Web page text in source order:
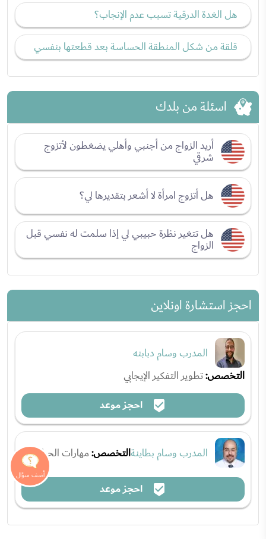
هل الغدة الدرقية تسبب عدم الإنجاب؟
قلقة من شكل المنطقة الحساسة بعد قطعتها بنفسي
اسئلة من بلدك
أريد الزواج من أجنبي وأهلي يضغطون لأتزوج
شرقي
هل أتزوج امرأة لا أشعر بتقديرها لي؟
هل تتغير نظرة حبيبي لي إذا سلمت له نفسي قبل
الزواج
احجز استشارة اونلاين
المدرب وسام دبابنه
التخصص:تطوير التفكير الإيجابي
احجز موعد
المدرب وسام بطاينةالتخصص:مهارات الحياة
احجز موعد